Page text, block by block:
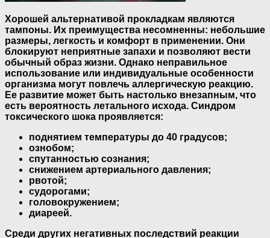
Хорошей альтернативой прокладкам являются
тампоны. Их преимущества несомненны: небольшие
размеры, легкость и комфорт в применении. Они
блокируют неприятные запахи и позволяют вести
обычный образ жизни. Однако неправильное
использование или индивидуальные особенности
организма могут повлечь аллергическую реакцию.
Ее развитие может быть настолько внезапным, что
есть вероятность летального исхода. Синдром
токсического шока проявляется:
поднятием температуры до 40 градусов;
ознобом;
спутанностью сознания;
снижением артериального давления;
рвотой;
судорогами;
головокружением;
диареей.
Среди других негативных последствий реакции